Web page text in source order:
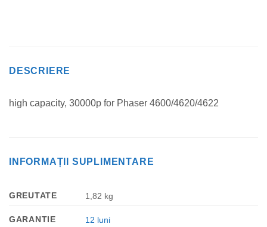
DESCRIERE
high capacity, 30000p for Phaser 4600/4620/4622
INFORMAȚII SUPLIMENTARE
GREUTATE 1,82 kg
GARANTIE 12 luni